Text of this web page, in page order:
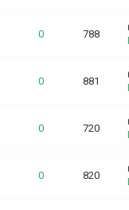
0 788
0 881
0 720
0 820